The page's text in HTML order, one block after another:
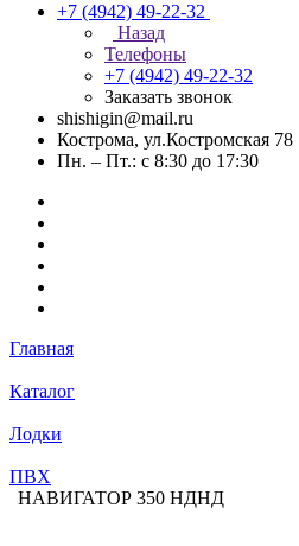
+7 (4942) 49-22-32
Назад
Телефоны
+7 (4942) 49-22-32
Заказать звонок
shishigin@mail.ru
Кострома, ул.Костромская 78
Пн. – Пт.: с 8:30 до 17:30
Главная
Каталог
Лодки
ПВХ
НАВИГАТОР 350 НДНД